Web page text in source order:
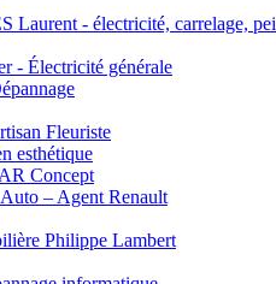
Laurent - électricité, carrelage,
- Électricité générale
Fleuriste
esthétique
Concept
– Agent Renault
Philippe Lambert